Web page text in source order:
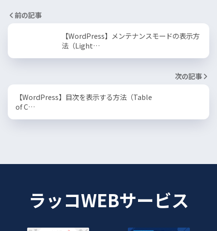
前の記事
【WordPress】メンテナンスモードの表示方
法（Light…
次の記事
【WordPress】目次を表示する方法（Table
of C…
ラッコWEBサービス